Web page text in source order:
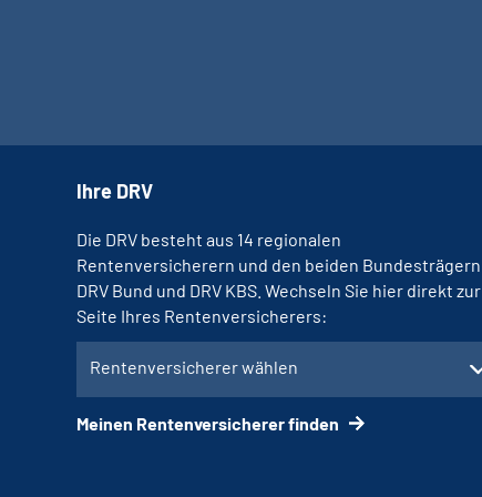
Ihre DRV
Die DRV besteht aus 14 regionalen
Rentenversicherern und den beiden Bundesträgern
DRV Bund und DRV KBS. Wechseln Sie hier direkt zur
Seite Ihres Rentenversicherers:
Rentenversicherer wählen
Meinen Rentenversicherer finden